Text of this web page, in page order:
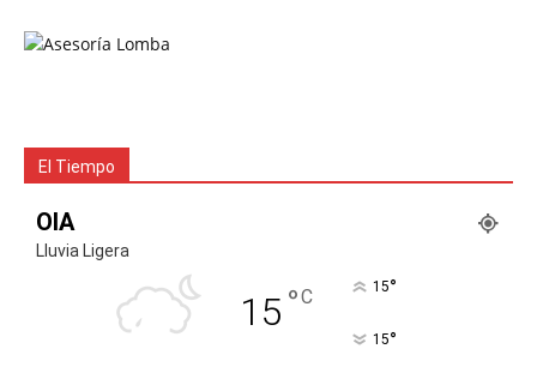
El Tiempo
OIA
Lluvia Ligera
15 °C 15°
15°